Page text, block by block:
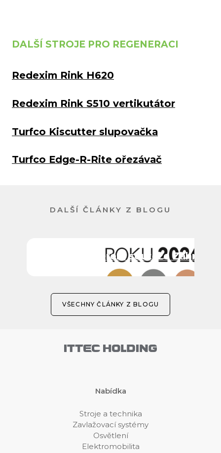
DALŠÍ STROJE PRO REGENERACI
Redexim Rink H620
Redexim Rink S510 vertikutátor
Turfco Kiscutter slupovačka
Turfco Edge-R-Rite ořezávač
DALŠÍ ČLÁNKY Z BLOGU
ITTEC partnerem soutěže Zahrada
VŠECHNY ČLÁNKY Z BLOGU
Nabídka
Stroje a technika
Zavlažovací systémy
Osvětlení
Elektromobilita